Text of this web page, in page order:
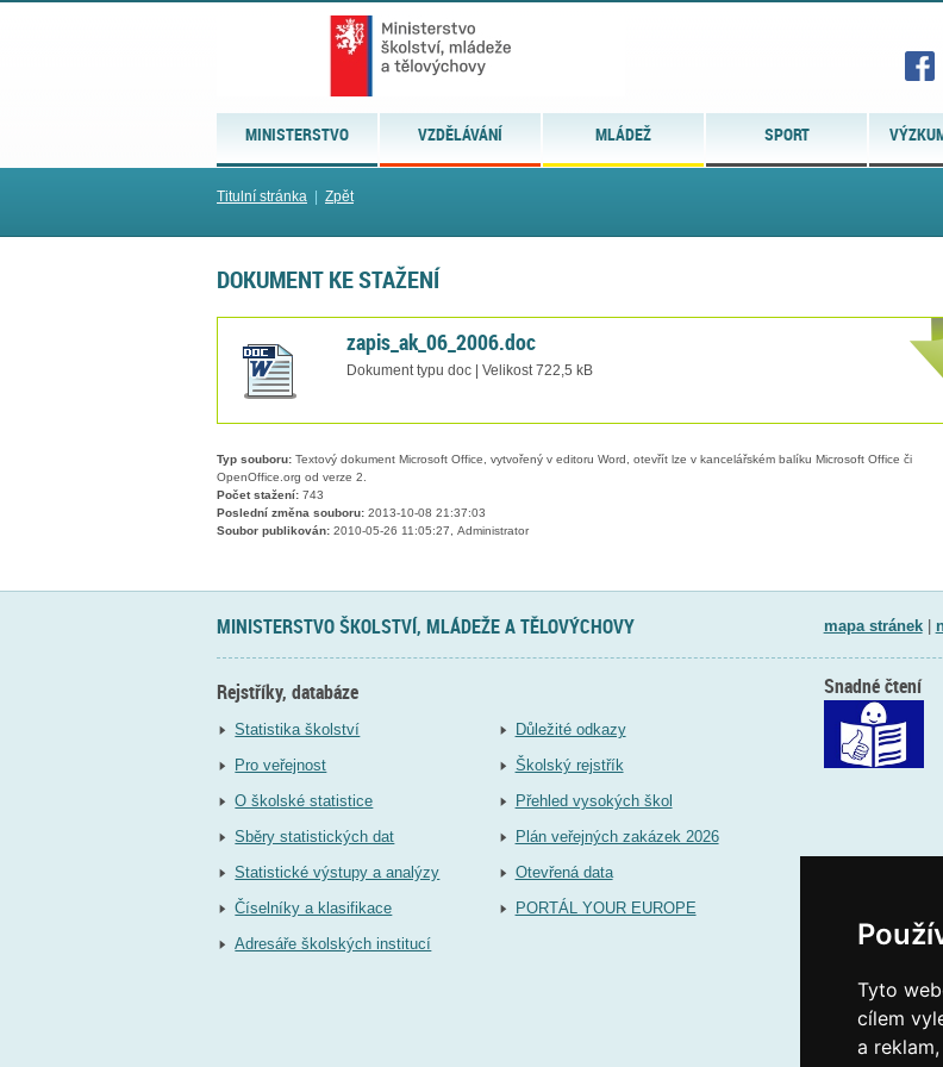
Tyto
cílem
a
MINISTERSTVO VZDĚLÁVÁNÍ MLÁDEŽ SPORT
Titulní stránka Zpět
DOKUMENT KE STAŽENÍ
zapis_ak_06_2006.doc
Dokument typu doc | Velikost 722,5 kB
Typ souboru: Textový dokument Microsoft Office, vytvořený v editoru Word, otevřít lze v kancelářském balíku Microsoft Office či
OpenOffice.org od verze 2.
Počet stažení: 743
Poslední změna souboru: 2013-10-08 21:37:03
Soubor publikován: 2010-05-26 11:05:27, Administrator
MINISTERSTVO ŠKOLSTVÍ, MLÁDEŽE A TĚLOVÝCHOVY mapa stránek|
Rejstříky, databáze
Statistika školství
Pro veřejnost
O školské statistice
Sběry statistických dat
Statistické výstupy a analýzy
Číselníky a klasifikace
Adresáře školských institucí
Důležité odkazy
Školský rejstřík
Přehled vysokých škol
Plán veřejných zakázek 2026
Otevřená data
PORTÁL YOUR EUROPE
Snadné čtení